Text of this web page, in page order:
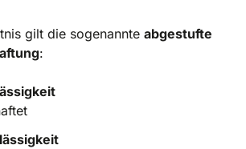
gilt die sogenannte abgestufte
: